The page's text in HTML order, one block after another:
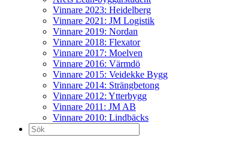
Vinnare 2023: Heidelberg
Vinnare 2021: JM Logistik
Vinnare 2019: Nordan
Vinnare 2018: Flexator
Vinnare 2017: Moelven
Vinnare 2016: Värmdö
Vinnare 2015: Veidekke Bygg
Vinnare 2014: Strängbetong
Vinnare 2012: Ytterbygg
Vinnare 2011: JM AB
Vinnare 2010: Lindbäcks
Sök
efter: